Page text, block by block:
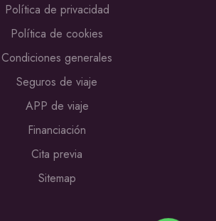
Política de privacidad
Política de cookies
Condiciones generales
Seguros de viaje
APP de viaje
Financiación
Cita previa
Sitemap